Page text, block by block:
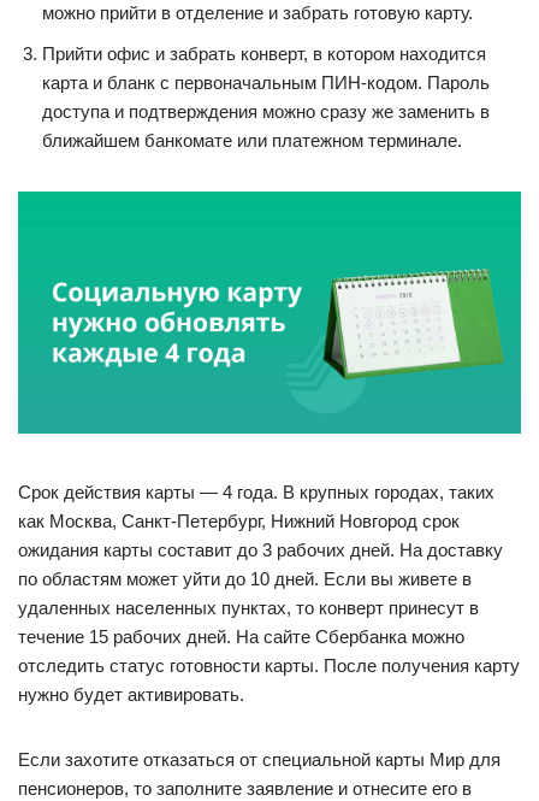
можно прийти в отделение и забрать готовую карту.
Прийти офис и забрать конверт, в котором находится
карта и бланк с первоначальным ПИН-кодом. Пароль
доступа и подтверждения можно сразу же заменить в
ближайшем банкомате или платежном терминале.
Срок действия карты — 4 года. В крупных городах, таких
как Москва, Санкт-Петербург, Нижний Новгород срок
ожидания карты составит до 3 рабочих дней. На доставку
по областям может уйти до 10 дней. Если вы живете в
удаленных населенных пунктах, то конверт принесут в
течение 15 рабочих дней. На сайте Сбербанка можно
отследить статус готовности карты. После получения карту
нужно будет активировать.
Если захотите отказаться от специальной карты Мир для
пенсионеров, то заполните заявление и отнесите его в